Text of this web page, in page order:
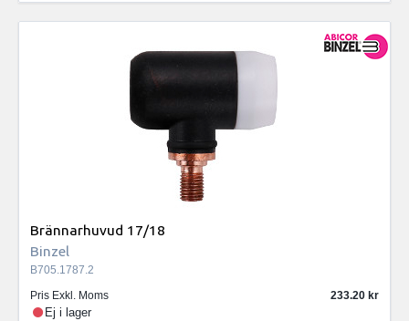
Brännarhuvud 17/18
Binzel
B705.1787.2
Pris Exkl. Moms
233.20
Ej i lager